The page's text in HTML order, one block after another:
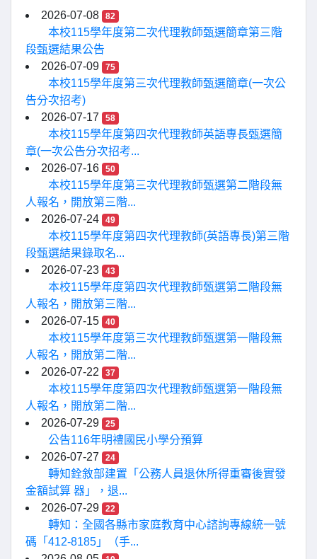
2026-07-08 82
本校115學年度第二次代理教師甄選簡章第三階
段甄選結果公告
2026-07-09
75
本校115學年度第三次代理教師甄選簡章(一次公
告分次招考)
2026-07-17
58
本校115學年度第四次代理教師英語專長甄選簡
章(一次公告分次招考...
2026-07-16
50
本校115學年度第三次代理教師甄選第二階段無
人報名，開放第三階...
2026-07-24
49
本校115學年度第四次代理教師(英語專長)第三階
段甄選結果錄取名...
2026-07-23
43
本校115學年度第四次代理教師甄選第二階段無
人報名，開放第三階...
2026-07-15
40
本校115學年度第三次代理教師甄選第一階段無
人報名，開放第二階...
2026-07-22
37
本校115學年度第四次代理教師甄選第一階段無
人報名，開放第二階...
2026-07-29
25
公告116年明禮國民小學分預算
2026-07-27
24
轉知銓敘部建置「公務人員退休所得重審後實發
金額試算 器」，退...
2026-07-29
22
轉知：全國各縣市家庭教育中心諮詢專線統一號
碼「412-8185」（手...